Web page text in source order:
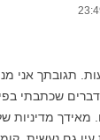
תגובתך
שכתבתי
מאידך